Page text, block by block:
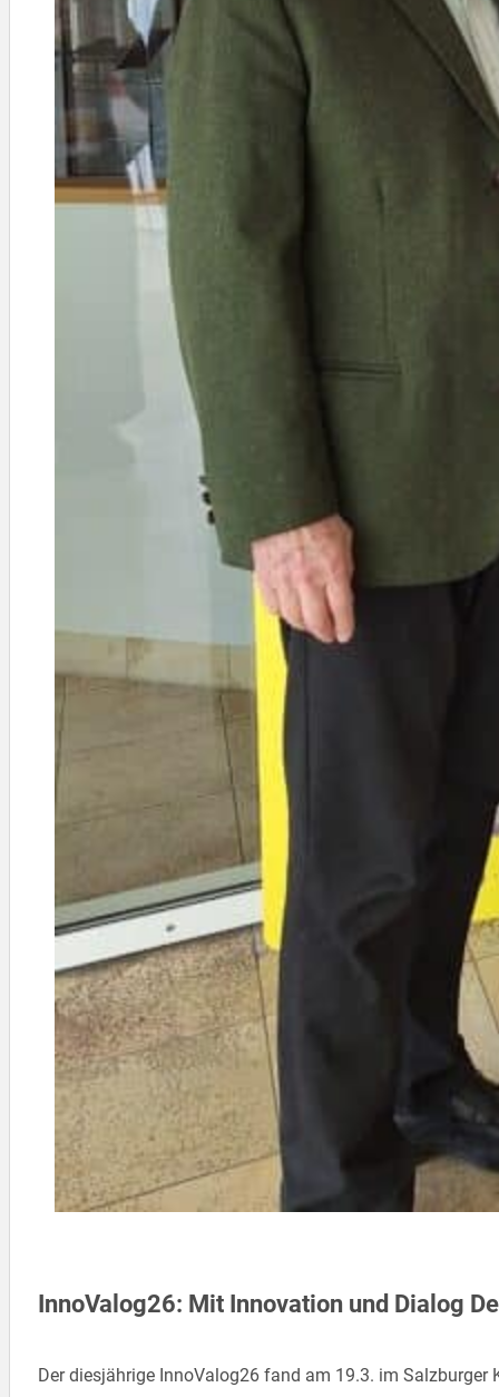
InnoValog26: Mit Innovation und Dialog
Der diesjährige InnoValog26 fand am 19.3. im Salzburger